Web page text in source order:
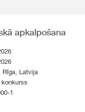
apkalpošana
Rīga, Latvija
1